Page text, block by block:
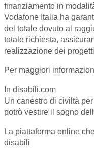
finanziamento in
Vodafone Italia ha
del totale dovuto al
totale richiesta,
realizzazione dei
Per maggiori
In disabili.com
Un canestro di civiltà
potrò vestire il sogno
La piattaforma online
disabili